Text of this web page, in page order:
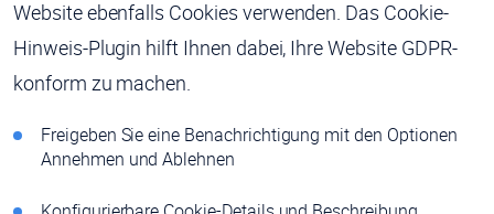
Website ebenfalls Cookies verwenden. Das Cookie-
Hinweis-Plugin hilft Ihnen dabei, Ihre Website GDPR-
konform zu machen.
Freigeben Sie eine Benachrichtigung mit den Optionen
Annehmen und Ablehnen